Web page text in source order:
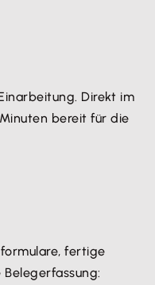
Direkt im
bereit für die
fertige